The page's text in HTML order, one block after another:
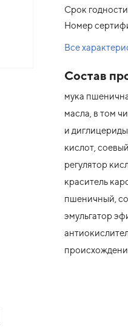
Срок годности
Номер
Все
Состав
мука
масла, в том
и
кислот,
регулятор
краситель
пшеничный,
эмульгатор